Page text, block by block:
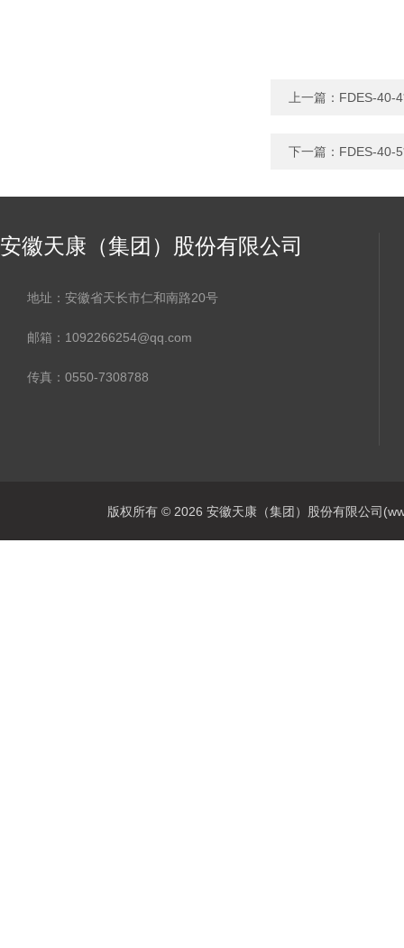
上一篇： FDES-40-
下一篇： FDES-40-
安徽天康（集团）股份有限公司
地址：安徽省天长市仁和南路20号
邮箱：1092266254@qq.com
传真：0550-7308788
版权所有 © 2026 安徽天康（集团）股份有限公司